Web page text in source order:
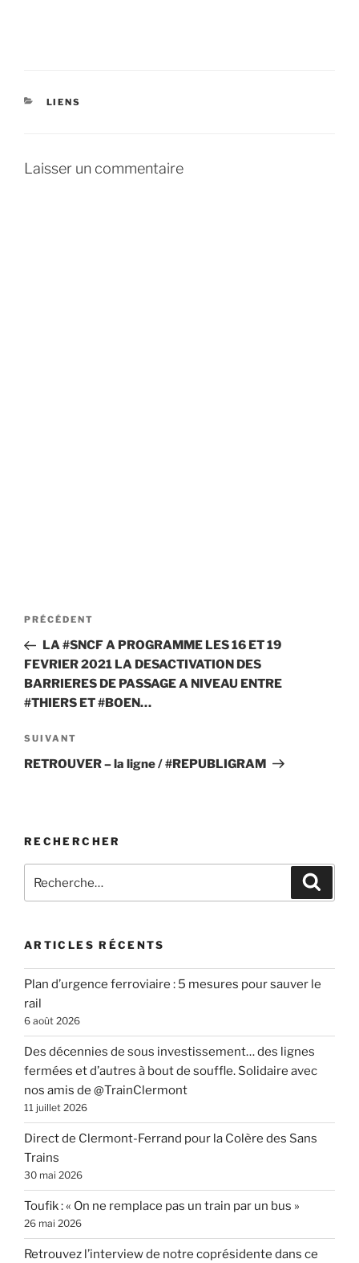
CATÉGORIES
LIENS
Laisser un commentaire
Navigation
l’article
Article
précédent
PRÉCÉDENT
LA #SNCF A PROGRAMME LES 16 ET 19
FEVRIER 2021 LA DESACTIVATION DES
BARRIERES DE PASSAGE A NIVEAU ENTRE
#THIERS ET #BOEN…
Article
suivant
SUIVANT
RETROUVER – la ligne / #REPUBLIGRAM
RECHERCHER
pour
ARTICLES RÉCENTS
Plan d’urgence ferroviaire : 5 mesures pour sauver le
rail
6 août 2026
Des décennies de sous investissement… des lignes
fermées et d’autres à bout de souffle. Solidaire avec
nos amis de @TrainClermont
11 juillet 2026
Direct de Clermont-Ferrand pour la Colère des Sans
Trains
30 mai 2026
Toufik : « On ne remplace pas un train par un bus »
26 mai 2026
Retrouvez l’interview de notre coprésidente dans ce